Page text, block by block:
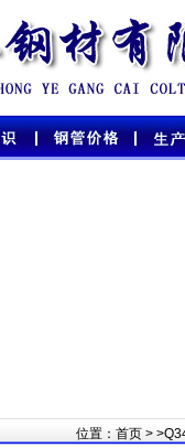
位置： 首页>